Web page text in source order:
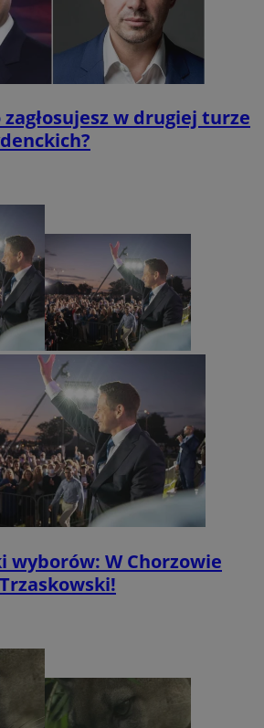
zagłosujesz w drugiej turze
wyborów: W Chorzowie